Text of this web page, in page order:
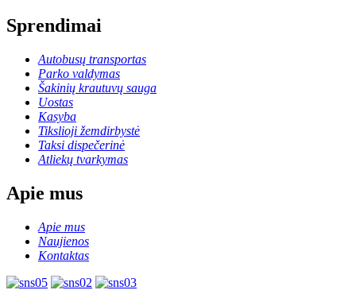
Sprendimai
Autobusų transportas
Parko valdymas
Šakinių krautuvų sauga
Uostas
Kasyba
Tikslioji žemdirbystė
Taksi dispečerinė
Atliekų tvarkymas
Apie mus
Apie mus
Naujienos
Kontaktas